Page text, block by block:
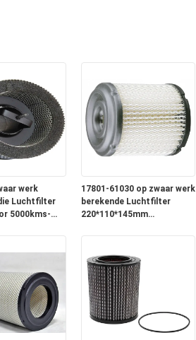
werk
Luchtfilter
5000kms-
17801-61030 op zwaar werk
berekende Luchtfilter
220*110*145mm